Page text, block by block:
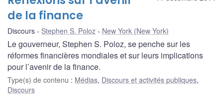
de la finance
Discours Stephen S. Poloz New York (New York)
Le gouverneur, Stephen S. Poloz, se penche sur les
réformes financières mondiales et sur leurs implications
pour l’avenir de la finance.
Type(s) de contenu : Médias, Discours et activités publiques,
Discours